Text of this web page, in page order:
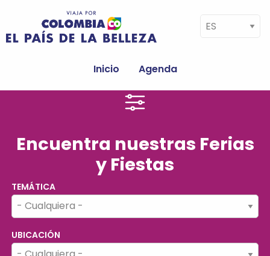
Inicio Agenda
Select your language
Encuentra nuestras Ferias
y Fiestas
TEMÁTICA
UBICACIÓN